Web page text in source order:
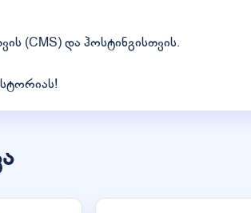
(CMS) და ჰოსტინგისთვის.